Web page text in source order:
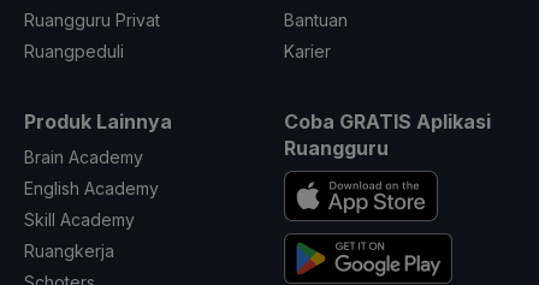
Ruangguru Privat
Ruangpeduli
Bantuan
Karier
Produk Lainnya
Brain Academy
English Academy
Skill Academy
Ruangkerja
Coba GRATIS Aplikasi
Ruangguru